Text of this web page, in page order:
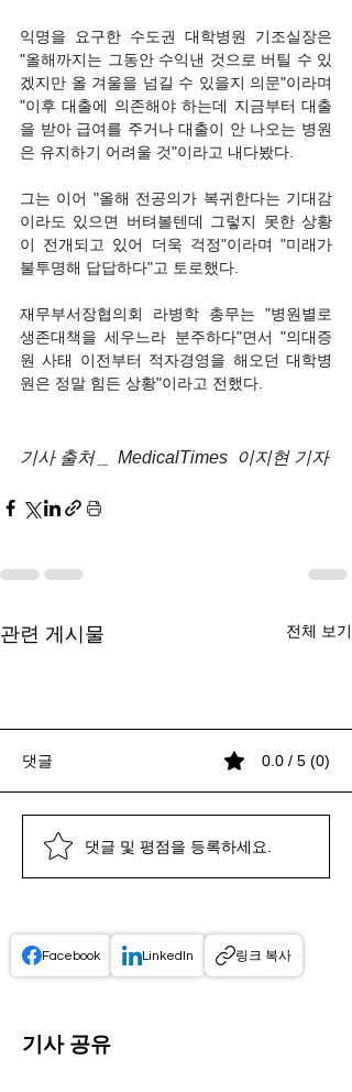
익명을 요구한 수도권 대학병원 기조실장은
"올해까지는 그동안 수익낸 것으로 버틸 수 있
겠지만 올 겨울을 넘길 수 있을지 의문"이라며
"이후 대출에 의존해야 하는데 지금부터 대출
을 받아 급여를 주거나 대출이 안 나오는 병원
은 유지하기 어려울 것"이라고 내다봤다.
그는 이어 "올해 전공의가 복귀한다는 기대감
이라도 있으면 버텨볼텐데 그렇지 못한 상황
이 전개되고 있어 더욱 걱정"이라며 "미래가
불투명해 답답하다"고 토로했다.
재무부서장협의회 라병학 총무는 "병원별로
생존대책을 세우느라 분주하다"면서 "의대증
원 사태 이전부터 적자경영을 해오던 대학병
원은 정말 힘든 상황"이라고 전했다.
기사 출처 _  MedicalTimes  이지현 기자
관련 게시물 전체 보기
프로엠알 서비스 특징: 구
성과 장점 완벽 분석
프로엠알 데모 체험: 쉽고
빠른 데모 신청 방법 안내
CSO 정산 투명성 강화,
2026년 법인의 대응 전략
프로엠알 서비스 특징: 구
성과 장점 완벽 분석
프로엠알 데모 체험: 쉽고
빠른 데모 신청 방법 안내
CSO 정산 투명성 강화,
2026년 법인의 대응 전략
프로엠알 서비스 특징: 구
성과 장점 완벽 분석
댓글 0.0 / 5 (0)
댓글 및 평점을 등록하세요.
Facebook LinkedIn 링크 복사
기사 공유